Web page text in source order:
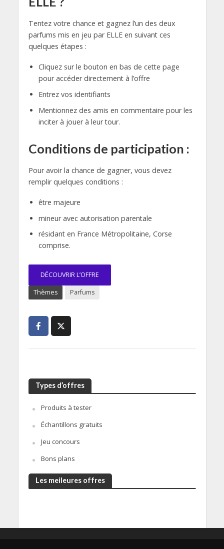
Tentez votre chance et gagnez l’un des deux
parfums mis en jeu par ELLE en suivant ces
quelques étapes :
Cliquez sur le bouton en bas de cette page
pour accéder directement à l’offre
Entrez vos identifiants
Mentionnez des amis en commentaire pour les
inciter à jouer à leur tour.
Conditions de participation :
Pour avoir la chance de gagner, vous devez
remplir quelques conditions :
être majeure
mineur avec autorisation parentale
résidant en France Métropolitaine, Corse
comprise.
DÉCOUVRIR L’OFFRE
Thèmes Parfums
Types d’offres
Produits à tester
Échantillons gratuits
Jeu concours
Bons plans
Les meileures offres